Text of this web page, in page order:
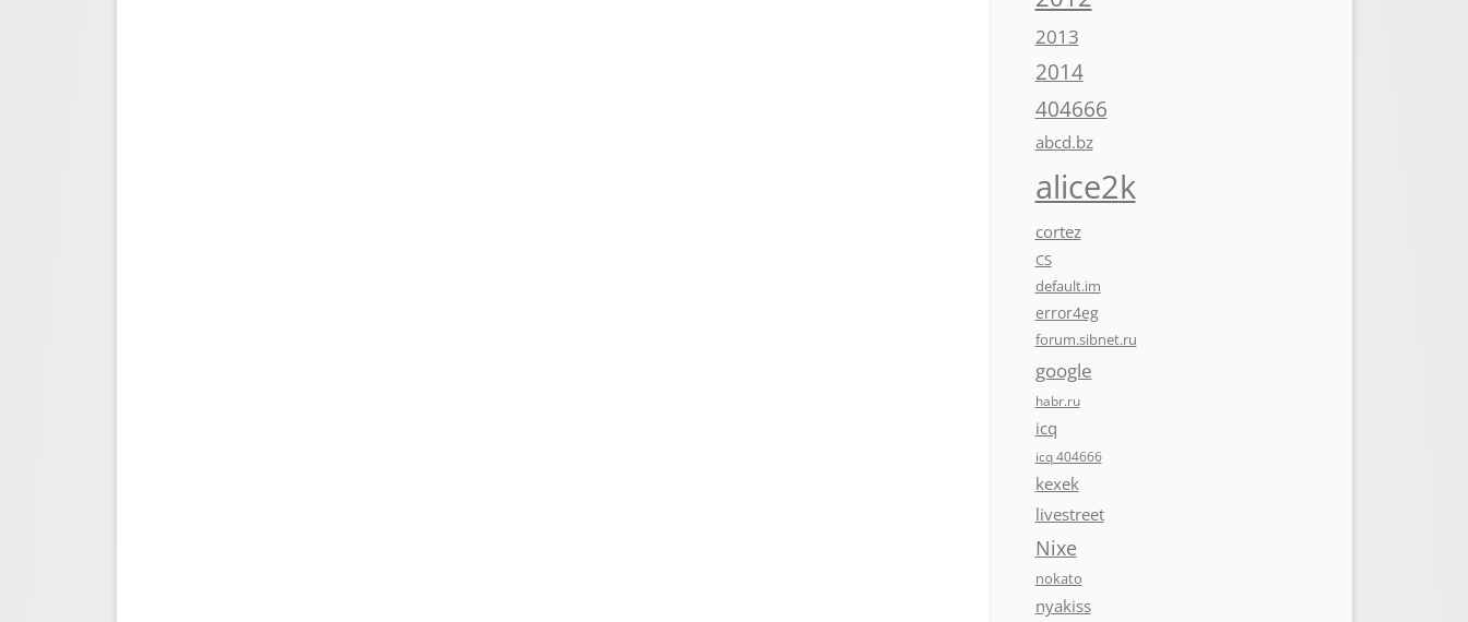
2013
2014
404666
abcd.bz
alice2k
cortez
CS
default.im
error4eg
forum.sibnet.ru
google
habr.ru
icq
icq 404666
kexek
livestreet
Nixe
nokato
nyakiss